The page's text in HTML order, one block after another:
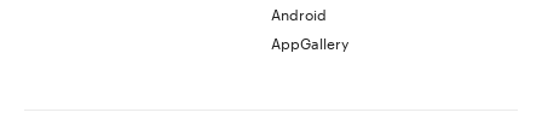
Android
AppGallery